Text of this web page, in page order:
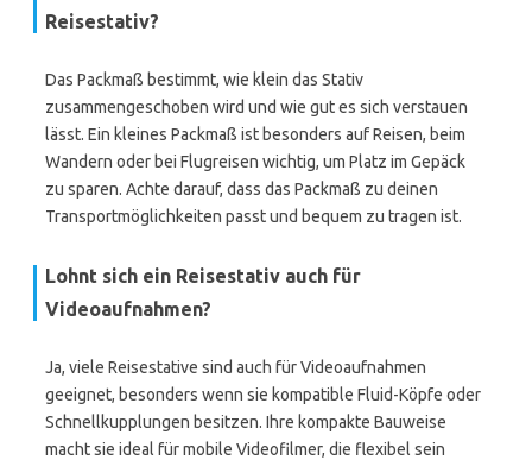
Reisestativ?
Das Packmaß bestimmt, wie klein das Stativ
zusammengeschoben wird und wie gut es sich verstauen
lässt. Ein kleines Packmaß ist besonders auf Reisen, beim
Wandern oder bei Flugreisen wichtig, um Platz im Gepäck
zu sparen. Achte darauf, dass das Packmaß zu deinen
Transportmöglichkeiten passt und bequem zu tragen ist.
Lohnt sich ein Reisestativ auch für
Videoaufnahmen?
Ja, viele Reisestative sind auch für Videoaufnahmen
geeignet, besonders wenn sie kompatible Fluid-Köpfe oder
Schnellkupplungen besitzen. Ihre kompakte Bauweise
macht sie ideal für mobile Videofilmer, die flexibel sein